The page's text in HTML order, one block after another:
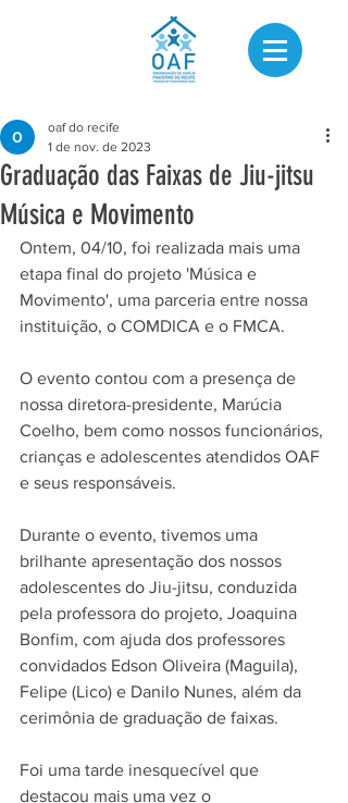
Graduação das Faixas de Jiu-jitsu
Música e Movimento
oaf do recife
1 de nov. de 2023
Ontem, 04/10, foi realizada mais uma
etapa final do projeto 'Música e
Movimento', uma parceria entre nossa
instituição, o COMDICA e o FMCA.
O evento contou com a presença de
nossa diretora-presidente, Marúcia
Coelho, bem como nossos funcionários,
crianças e adolescentes atendidos OAF
e seus responsáveis.
Durante o evento, tivemos uma
brilhante apresentação dos nossos
adolescentes do Jiu-jitsu, conduzida
pela professora do projeto, Joaquina
Bonfim, com ajuda dos professores
convidados Edson Oliveira (Maguila),
Felipe (Lico) e Danilo Nunes, além da
cerimônia de graduação de faixas.
Foi uma tarde inesquecível que
destacou mais uma vez o